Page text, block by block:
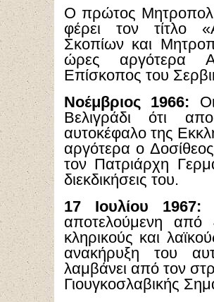
Ο πρώτος
φέρει τον τίτλο
Σκοπίων και
ώρες αργότερα
Επίσκοπος του
Νοέμβριος 1966:
Βελιγράδι ότι
αυτοκέφαλο της
αργότερα ο
τον Πατριάρχη
διεκδικήσεις του.
17 Ιουλίου 1967:
αποτελούμενη
κληρικούς και
ανακήρυξη του
λαμβάνει από τον
Γιουγκοσλαβικής